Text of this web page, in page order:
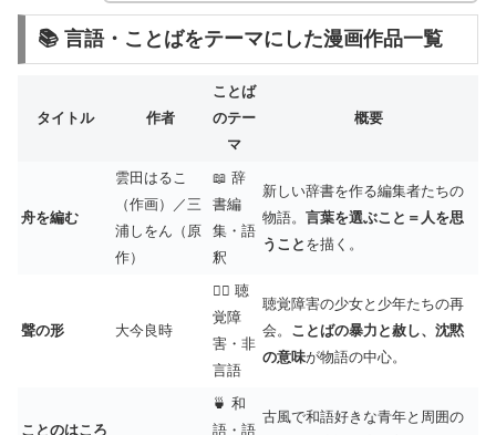
📚 言語・ことばをテーマにした漫画作品一覧
タイトル 作者
ことば
のテー
マ
概要
舟を編む
雲田はるこ
（作画）／三
浦しをん（原
作）
📖 辞
書編
集・語
釈
新しい辞書を作る編集者たちの
物語。 言葉を選ぶこと＝人を思
うこと を描く。
聲の形 大今良時
🧏‍♀️ 聴
覚障
害・非
言語
聴覚障害の少女と少年たちの再
会。 ことばの暴力と赦し、沈黙
の意味が物語の中心。
ことのはころ
🍵 和
語・語
古風で和語好きな青年と周囲の